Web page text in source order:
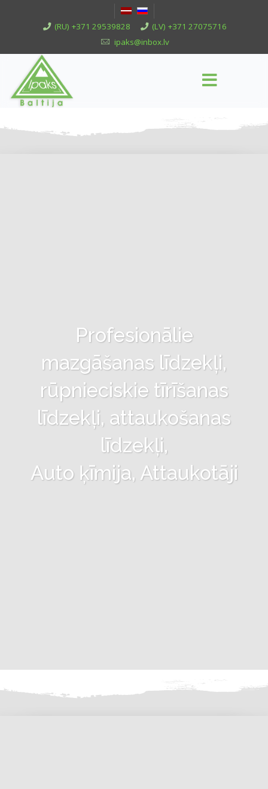
(RU) +371 29539828
(LV) +371 27075716
ipaks@inbox.lv
Profesionālie
mazgāšanas līdzekļi,
rūpnieciskie tīrīšanas
līdzekļi, attaukošanas
līdzekļi,
Auto ķīmija, Attaukotāji